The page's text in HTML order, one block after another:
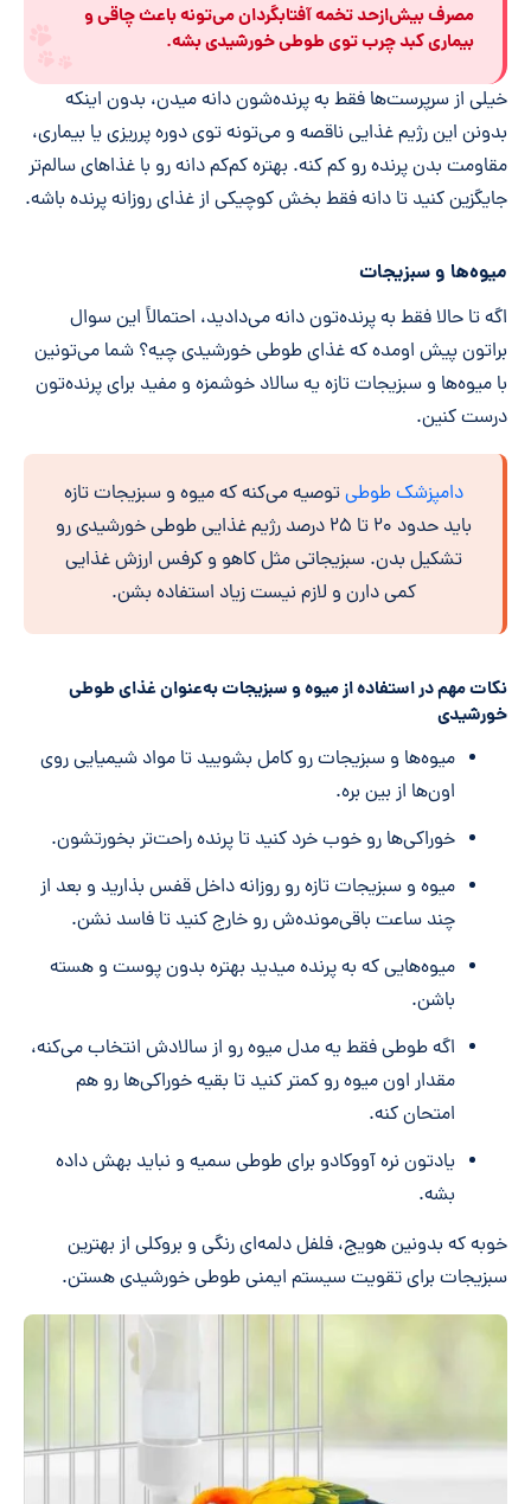
مصرف بیش‌ازحد تخمه آفتابگردان می‌تونه باعث چاقی و
بیماری کبد چرب توی طوطی خورشیدی بشه.
خیلی از سرپرست‌ها فقط به پرنده‌شون دانه میدن، بدون اینکه
بدونن این رژیم غذایی ناقصه و می‌تونه توی دوره پرریزی یا بیماری،
مقاومت بدن پرنده رو کم کنه. بهتره کم‌کم دانه رو با غذاهای سالم‌تر
جایگزین کنید تا دانه فقط بخش کوچیکی از غذای روزانه پرنده باشه.
میوه‌ها و سبزیجات
اگه تا حالا فقط به پرنده‌تون دانه می‌دادید، احتمالاً این سوال
براتون پیش اومده که غذای طوطی خورشیدی چیه؟ شما می‌تونین
با میوه‌ها و سبزیجات تازه یه سالاد خوشمزه و مفید برای پرنده‌تون
درست کنین.
دامپزشک طوطیتوصیه می‌کنه که میوه و سبزیجات تازه
باید حدود ۲۰ تا ۲۵ درصد رژیم غذایی طوطی خورشیدی رو
تشکیل بدن. سبزیجاتی مثل کاهو و کرفس ارزش غذایی
کمی دارن و لازم نیست زیاد استفاده بشن.
نکات مهم در استفاده از میوه و سبزیجات به‌عنوان غذای طوطی
خورشیدی
میوه‌ها و سبزیجات رو کامل بشویید تا مواد شیمیایی روی
اون‌ها از بین بره.
خوراکی‌ها رو خوب خرد کنید تا پرنده راحت‌تر بخورتشون.
میوه و سبزیجات تازه رو روزانه داخل قفس بذارید و بعد از
چند ساعت باقی‌مونده‌ش رو خارج کنید تا فاسد نشن.
میوه‌هایی که به پرنده میدید بهتره بدون پوست و هسته
باشن.
اگه طوطی فقط یه مدل میوه رو از سالادش انتخاب می‌کنه،
مقدار اون میوه رو کمتر کنید تا بقیه خوراکی‌ها رو هم
امتحان کنه.
یادتون نره آووکادو برای طوطی سمیه و نباید بهش داده
بشه.
خوبه که بدونین هویج، فلفل دلمه‌ای رنگی و بروکلی از بهترین
سبزیجات برای تقویت سیستم ایمنی طوطی خورشیدی هستن.